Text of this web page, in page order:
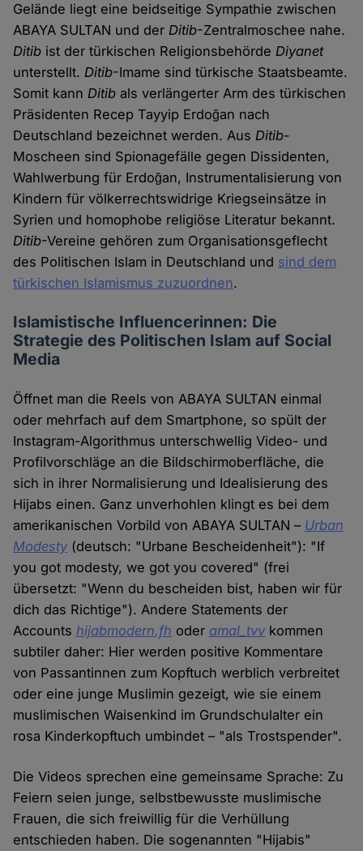
Gelände liegt eine beidseitige Sympathie zwischen
ABAYA SULTAN und derDitib-Zentralmoschee nahe.
Ditib ist der türkischen ReligionsbehördeDiyanet
unterstellt.Ditib-Imame sind türkische Staatsbeamte.
Somit kannDitib als verlängerter Arm des türkischen
Präsidenten Recep Tayyip Erdoğan nach
Deutschland bezeichnet werden. AusDitib-
Moscheen sind Spionagefälle gegen Dissidenten,
Wahlwerbung für Erdoğan, Instrumentalisierung von
Kindern für völkerrechtswidrige Kriegseinsätze in
Syrien und homophobe religiöse Literatur bekannt.
Ditib-Vereine gehören zum Organisationsgeflecht
des Politischen Islam in Deutschland und sind dem
türkischen Islamismus zuzuordnen.
Islamistische Influencerinnen: Die
Strategie des Politischen Islam auf Social
Media
Öffnet man die Reels von ABAYA SULTAN einmal
oder mehrfach auf dem Smartphone, so spült der
Instagram-Algorithmus unterschwellig Video- und
Profilvorschläge an die Bildschirmoberfläche, die
sich in ihrer Normalisierung und Idealisierung des
Hijabs einen. Ganz unverhohlen klingt es bei dem
amerikanischen Vorbild von ABAYA SULTAN – Urban
Modesty (deutsch: "Urbane Bescheidenheit"): "If
you got modesty, we got you covered" (frei
übersetzt: "Wenn du bescheiden bist, haben wir für
dich das Richtige"). Andere Statements der
Accountshijabmodern.fh oder amal_tvv kommen
subtiler daher: Hier werden positive Kommentare
von Passantinnen zum Kopftuch werblich verbreitet
oder eine junge Muslimin gezeigt, wie sie einem
muslimischen Waisenkind im Grundschulalter ein
rosa Kinderkopftuch umbindet – "als Trostspender".
Die Videos sprechen eine gemeinsame Sprache: Zu
Feiern seien junge, selbstbewusste muslimische
Frauen, die sich freiwillig für die Verhüllung
entschieden haben. Die sogenannten "Hijabis"